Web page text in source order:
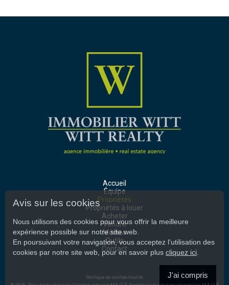
Accueil
Équipe
Propriétés
Propriétés à louer
Acheter
Vendre
Médias
Outils
Contact
Politique de confidentialité
Avis sur les cookies
Nous utilisons des cookies pour vous offrir la meilleure
expérience possible sur notre site web.
En poursuivant votre navigation, vous acceptez l'utilisation des
cookies par notre site web, pour en savoir plus cliquez ici
J'ai compris